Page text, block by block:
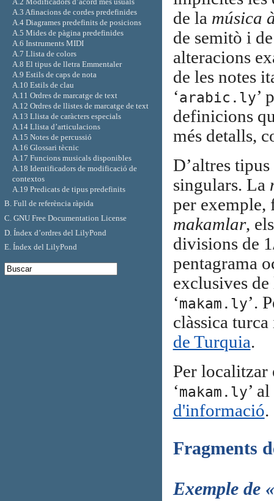
de la música
de semitò i
alteracions
de les notes
‘arabic.ly’
definicions
més detalls,
D’altres
singulars. La
per exemple,
makamlar,
divisions de
pentagrama
exclusives
‘makam.ly’.
clàssica
de Turquia.
Per localitzar
‘makam.ly’
d'informació.
Fragments
Exemple de
A.3 Afinacions de cordes predefinides
A.4 Diagrames predefinits de posicions
A.5 Mides de pàgina predefinides
A.6 Instruments MIDI
A.7 Llista de colors
A.8 El tipus de lletra Emmentaler
A.9 Estils de caps de nota
A.10 Estils de clau
A.11 Ordres de marcatge de text
A.12 Ordres de llistes de marcatge de text
A.13 Llista de caràcters especials
A.14 Llista d’articulacions
A.15 Notes de percussió
A.16 Glossari tècnic
A.17 Funcions musicals disponibles
A.18 Identificadors de modificació de
contextos
A.19 Predicats de tipus predefinits
B. Full de referència ràpida
C. GNU Free Documentation License
D. Índex d’ordres del LilyPond
E. Índex del LilyPond